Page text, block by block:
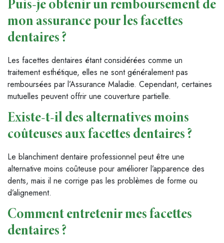
Puis-je obtenir un remboursement de
mon assurance pour les facettes
dentaires ?
Les facettes dentaires étant considérées comme un
traitement esthétique, elles ne sont généralement pas
remboursées par l’Assurance Maladie. Cependant, certaines
mutuelles peuvent offrir une couverture partielle.
Existe-t-il des alternatives moins
coûteuses aux facettes dentaires ?
Le blanchiment dentaire professionnel peut être une
alternative moins coûteuse pour améliorer l’apparence des
dents, mais il ne corrige pas les problèmes de forme ou
d’alignement.
Comment entretenir mes facettes
dentaires ?